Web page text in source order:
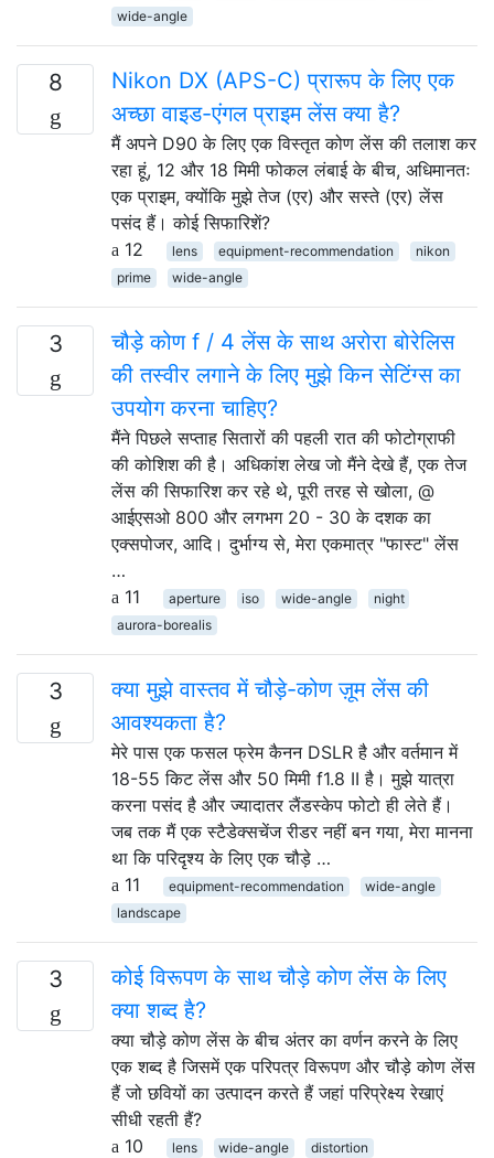
wide-angle
8
Nikon DX (APS-C) प्रारूप के लिए एक
अच्छा वाइड-एंगल प्राइम लेंस क्या है?
मैं अपने D90 के लिए एक विस्तृत कोण लेंस की तलाश कर
रहा हूं, 12 और 18 मिमी फोकल लंबाई के बीच, अधिमानतः
एक प्राइम, क्योंकि मुझे तेज (एर) और सस्ते (एर) लेंस
पसंद हैं। कोई सिफारिशें?
12
lens equipment-recommendation
nikon
prime
wide-angle
3
चौड़े कोण f / 4 लेंस के साथ अरोरा बोरेलिस
की तस्वीर लगाने के लिए मुझे किन सेटिंग्स का
उपयोग करना चाहिए?
मैंने पिछले सप्ताह सितारों की पहली रात की फोटोग्राफी
की कोशिश की है। अधिकांश लेख जो मैंने देखे हैं, एक तेज
लेंस की सिफारिश कर रहे थे, पूरी तरह से खोला, @
आईएसओ 800 और लगभग 20 - 30 के दशक का
एक्सपोजर, आदि। दुर्भाग्य से, मेरा एकमात्र "फास्ट" लेंस
…
11
aperture iso wide-angle
night
aurora-borealis
3
क्या मुझे वास्तव में चौड़े-कोण ज़ूम लेंस की
आवश्यकता है?
मेरे पास एक फसल फ्रेम कैनन DSLR है और वर्तमान में
18-55 किट लेंस और 50 मिमी f1.8 II है। मुझे यात्रा
करना पसंद है और ज्यादातर लैंडस्केप फोटो ही लेते हैं।
जब तक मैं एक स्टैडेक्सचेंज रीडर नहीं बन गया, मेरा मानना
​​था कि परिदृश्य के लिए एक चौड़े …
11
equipment-recommendation
wide-angle
landscape
3
कोई विरूपण के साथ चौड़े कोण लेंस के लिए
क्या शब्द है?
क्या चौड़े कोण लेंस के बीच अंतर का वर्णन करने के लिए
एक शब्द है जिसमें एक परिपत्र विरूपण और चौड़े कोण लेंस
हैं जो छवियों का उत्पादन करते हैं जहां परिप्रेक्ष्य रेखाएं
सीधी रहती हैं?
10
lens wide-angle distortion